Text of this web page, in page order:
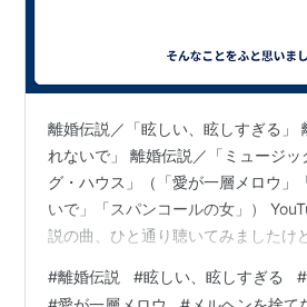
離婚伝説／「眩しい、眩しすぎる」
れないで」 離婚伝説／「ミュージッ
グ・ハウス」（「愛が一層メロウ」
いで」「スパンコールの女」）
説の曲、ひと通り聴いてみましたけ
ス、といった印象に変わりました。
#離婚伝説 #眩しい、眩しすぎる #